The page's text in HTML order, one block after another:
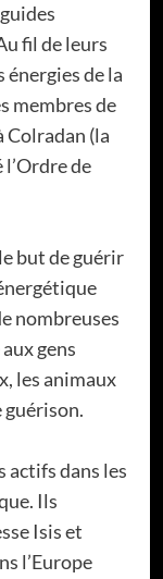
fil de leurs
de la
membres de
Colradan (la
de
but de guérir
nombreuses
gens
les animaux
guérison.
actifs dans les
Ils
Isis et
l’Europe